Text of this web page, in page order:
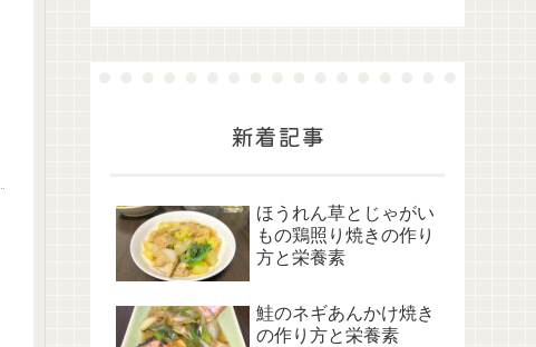
新着記事
ほうれん草とじゃがい
もの鶏照り焼きの作り
方と栄養素
鮭のネギあんかけ焼き
の作り方と栄養素